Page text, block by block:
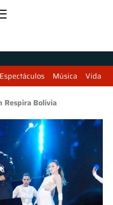
Espectáculos Música Vida
Respira Bolivia